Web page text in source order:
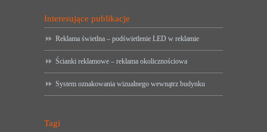
Interesujące publikacje
Reklama świetlna – podświetlenie LED w reklamie
Ścianki reklamowe – reklama okolicznościowa
System oznakowania wizualnego wewnątrz budynku
Tagi